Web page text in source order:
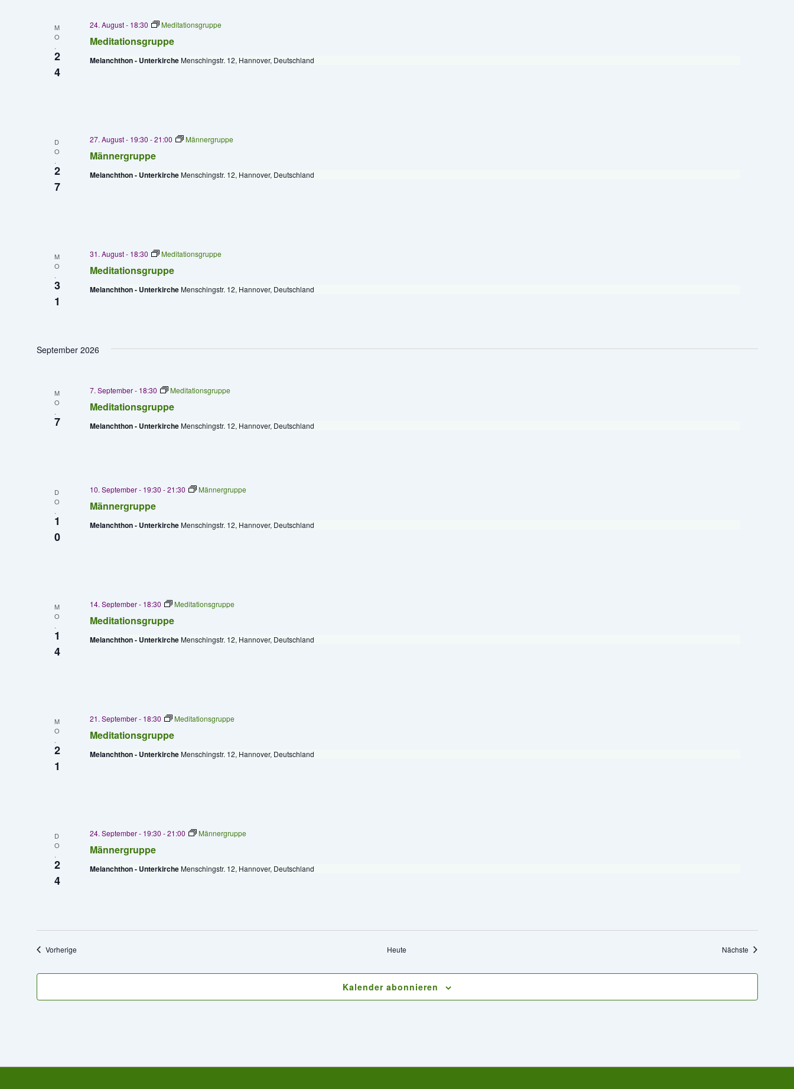
M
O
2
4
Meditationsgruppe
24. August - 18:30 Meditationsgruppe
Melanchthon - UnterkircheMenschingstr. 12, Hannover, Deutschland
D
O
2
7
Männergruppe
27. August - 19:30 -21:00 Männergruppe
Melanchthon - UnterkircheMenschingstr. 12, Hannover, Deutschland
M
O
3
1
Meditationsgruppe
31. August - 18:30 Meditationsgruppe
Melanchthon - UnterkircheMenschingstr. 12, Hannover, Deutschland
September 2026
M
O
7
Meditationsgruppe
7. September - 18:30 Meditationsgruppe
Melanchthon - UnterkircheMenschingstr. 12, Hannover, Deutschland
D
O
1
0
Männergruppe
10. September - 19:30 -21:30 Männergruppe
Melanchthon - UnterkircheMenschingstr. 12, Hannover, Deutschland
M
O
1
4
Meditationsgruppe
14. September - 18:30 Meditationsgruppe
Melanchthon - UnterkircheMenschingstr. 12, Hannover, Deutschland
M
O
2
1
Meditationsgruppe
21. September - 18:30 Meditationsgruppe
Melanchthon - UnterkircheMenschingstr. 12, Hannover, Deutschland
D
O
2
4
Männergruppe
24. September - 19:30 -21:00 Männergruppe
Melanchthon - UnterkircheMenschingstr. 12, Hannover, Deutschland
VorherigeVeranstaltungen Heute Nächste
Kalender abonnieren